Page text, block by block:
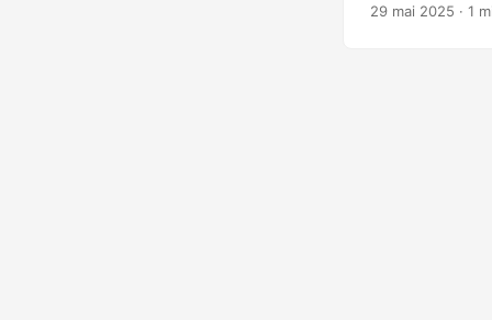
29 mai 2025 · 1